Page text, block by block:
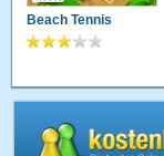
Beach Tennis